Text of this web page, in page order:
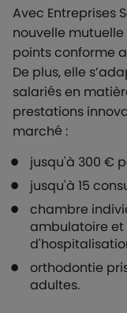
Avec Entreprises
nouvelle
points conforme
De plus, elle
salariés en
prestations
marché :
jusqu'à 300 €
jusqu'à 15
chambre
ambulatoire et
orthodontie
adultes.